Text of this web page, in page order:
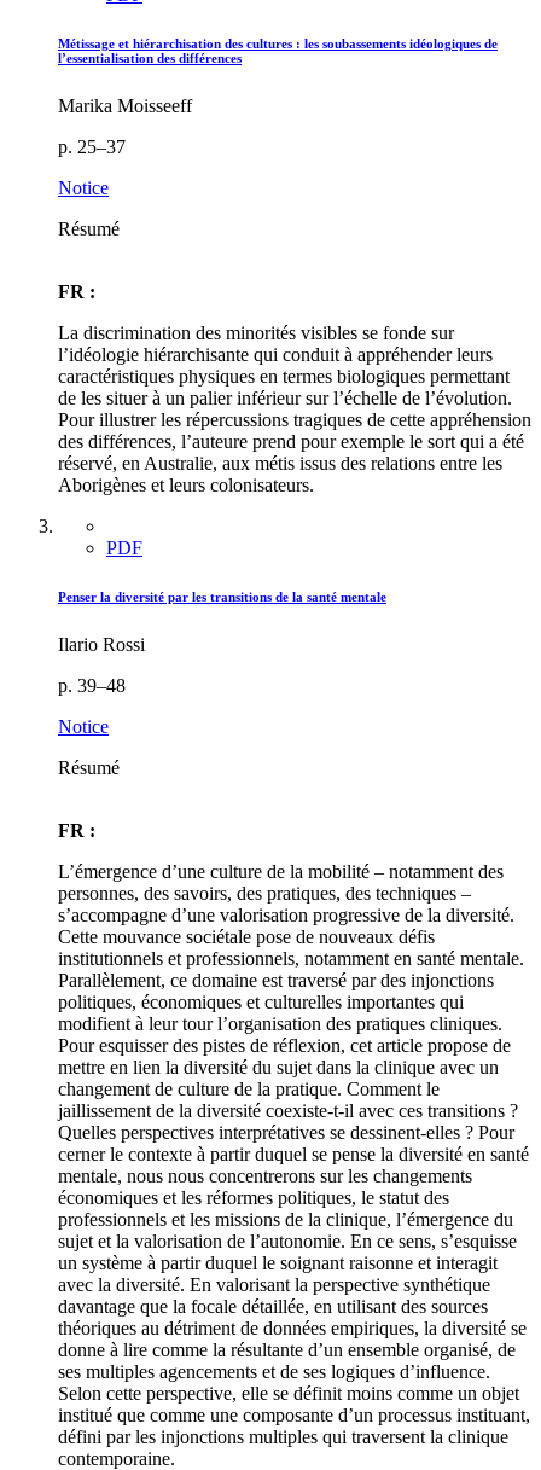
Métissage et hiérarchisation des cultures : les soubassements idéologiques de
l’essentialisation des différences
Marika Moisseeff
p. 25–37
Notice
Résumé
FR :
La discrimination des minorités visibles se fonde sur
l’idéologie hiérarchisante qui conduit à appréhender leurs
caractéristiques physiques en termes biologiques permettant
de les situer à un palier inférieur sur l’échelle de l’évolution.
Pour illustrer les répercussions tragiques de cette appréhension
des différences, l’auteure prend pour exemple le sort qui a été
réservé, en Australie, aux métis issus des relations entre les
Aborigènes et leurs colonisateurs.
PDF
Penser la diversité par les transitions de la santé mentale
Ilario Rossi
p. 39–48
Notice
Résumé
FR :
L’émergence d’une culture de la mobilité – notamment des
personnes, des savoirs, des pratiques, des techniques –
s’accompagne d’une valorisation progressive de la diversité.
Cette mouvance sociétale pose de nouveaux défis
institutionnels et professionnels, notamment en santé mentale.
Parallèlement, ce domaine est traversé par des injonctions
politiques, économiques et culturelles importantes qui
modifient à leur tour l’organisation des pratiques cliniques.
Pour esquisser des pistes de réflexion, cet article propose de
mettre en lien la diversité du sujet dans la clinique avec un
changement de culture de la pratique. Comment le
jaillissement de la diversité coexiste-t-il avec ces transitions ?
Quelles perspectives interprétatives se dessinent-elles ? Pour
cerner le contexte à partir duquel se pense la diversité en santé
mentale, nous nous concentrerons sur les changements
économiques et les réformes politiques, le statut des
professionnels et les missions de la clinique, l’émergence du
sujet et la valorisation de l’autonomie. En ce sens, s’esquisse
un système à partir duquel le soignant raisonne et interagit
avec la diversité. En valorisant la perspective synthétique
davantage que la focale détaillée, en utilisant des sources
théoriques au détriment de données empiriques, la diversité se
donne à lire comme la résultante d’un ensemble organisé, de
ses multiples agencements et de ses logiques d’influence.
Selon cette perspective, elle se définit moins comme un objet
institué que comme une composante d’un processus instituant,
défini par les injonctions multiples qui traversent la clinique
contemporaine.